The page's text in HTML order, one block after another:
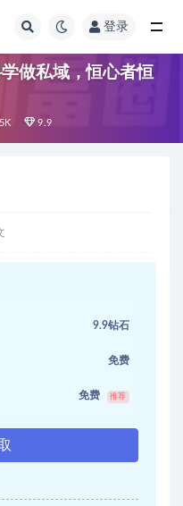
登录
做私域，恒心者恒
9.9
9.9钻石
免费
免费 推荐